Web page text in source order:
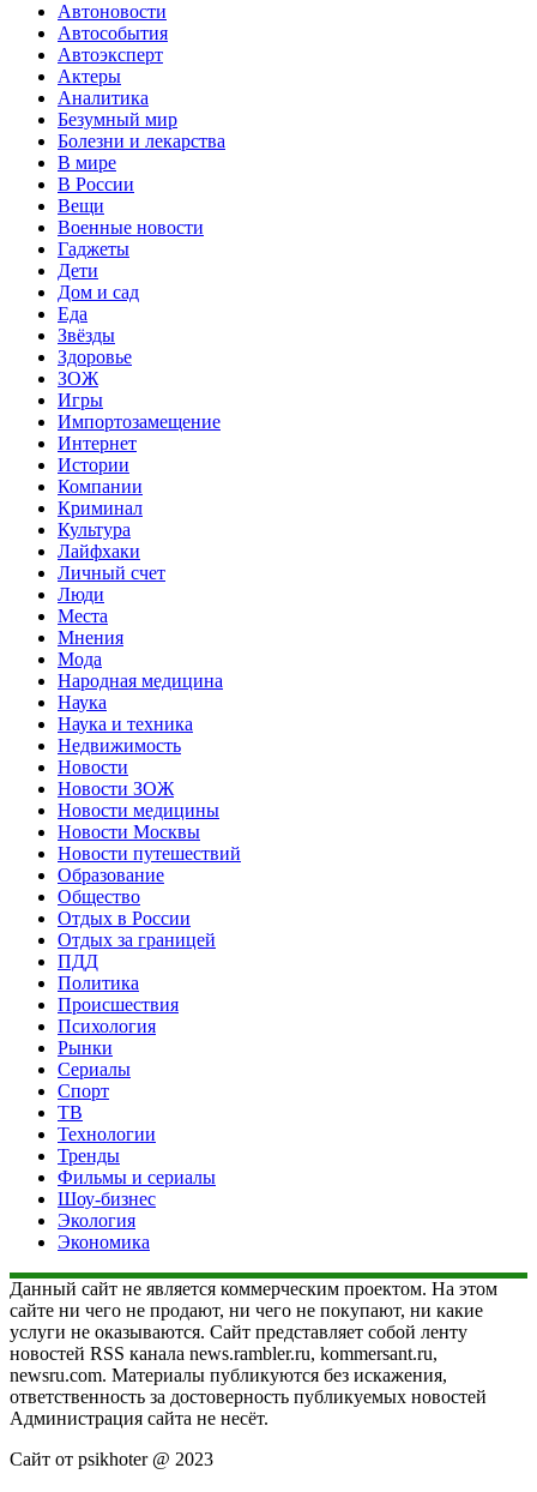
Автоновости
Автособытия
Автоэксперт
Актеры
Аналитика
Безумный мир
Болезни и лекарства
В мире
В России
Вещи
Военные новости
Гаджеты
Дети
Дом и сад
Еда
Звёзды
Здоровье
ЗОЖ
Игры
Импортозамещение
Интернет
Истории
Компании
Криминал
Культура
Лайфхаки
Личный счет
Люди
Места
Мнения
Мода
Народная медицина
Наука
Наука и техника
Недвижимость
Новости
Новости ЗОЖ
Новости медицины
Новости Москвы
Новости путешествий
Образование
Общество
Отдых в России
Отдых за границей
ПДД
Политика
Происшествия
Психология
Рынки
Сериалы
Спорт
ТВ
Технологии
Тренды
Фильмы и сериалы
Шоу-бизнес
Экология
Экономика
Данный сайт не является коммерческим проектом. На этом
сайте ни чего не продают, ни чего не покупают, ни какие
услуги не оказываются. Сайт представляет собой ленту
новостей RSS канала news.rambler.ru, kommersant.ru,
newsru.com. Материалы публикуются без искажения,
ответственность за достоверность публикуемых новостей
Администрация сайта не несёт.
Сайт от psikhoter @ 2023